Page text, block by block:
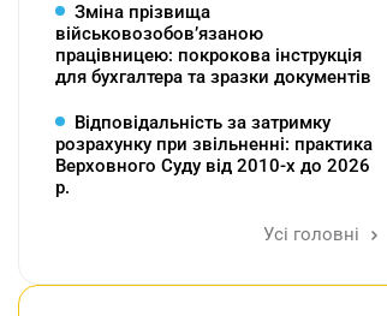
Зміна прізвища
військовозобов’язаною
працівницею: покрокова інструкція
для бухгалтера та зразки документів
Відповідальність за затримку
розрахунку при звільненні: практика
Верховного Суду від 2010-х до 2026
р.
Усі головні